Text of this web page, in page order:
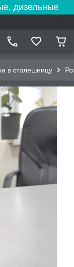
дизельные
в столешницу